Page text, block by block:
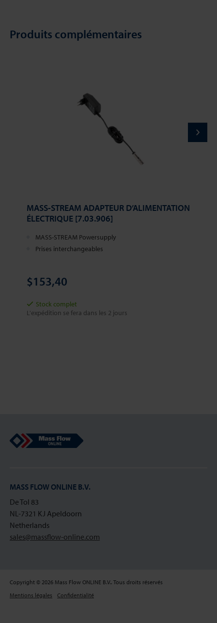
Produits complémentaires
MASS-STREAM ADAPTEUR D’ALIMENTATION
ÉLECTRIQUE [7.03.906]
MASS-STREAM Powersupply
Prises interchangeables
$153,40
Stock complet
L'expédition se fera dans les 2 jours
Mass Flow Online
MASS FLOW ONLINE B.V.
De Tol 83
NL-7321 KJ Apeldoorn
Netherlands
sales@massflow-online.com
Copyright © 2026 Mass Flow ONLINE B.V.. Tous droits réservés
Mentions légales
Confidentialité